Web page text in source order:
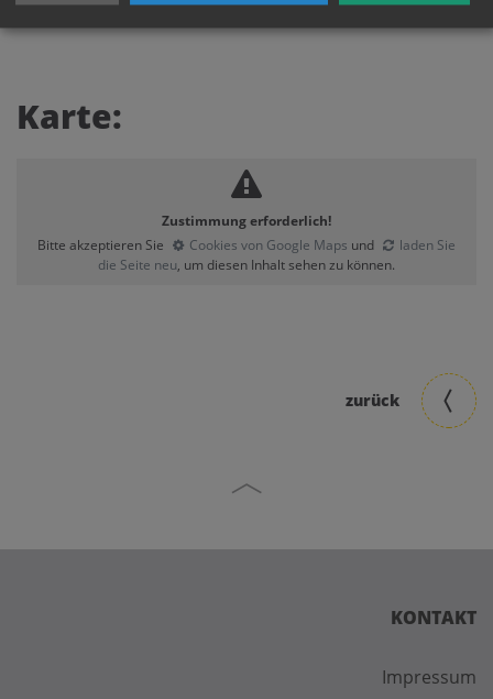
Karte:
Zustimmung erforderlich!
Bitte akzeptieren Sie
Cookies von Google Maps und
laden Sie
die Seite neu, um diesen Inhalt sehen zu können.
zurück
KONTAKT
Impressum